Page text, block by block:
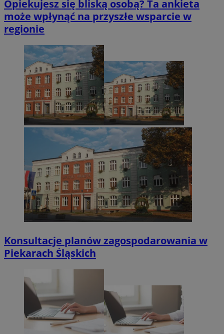
Opiekujesz się bliską osobą? Ta ankieta
może wpłynąć na przyszłe wsparcie w
regionie
Konsultacje planów zagospodarowania w
Piekarach Śląskich